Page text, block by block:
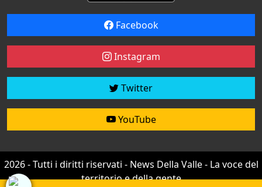
Facebook
Instagram
Twitter
YouTube
2026 - Tutti i diritti riservati - News Della Valle - La voce del
territorio e della gente